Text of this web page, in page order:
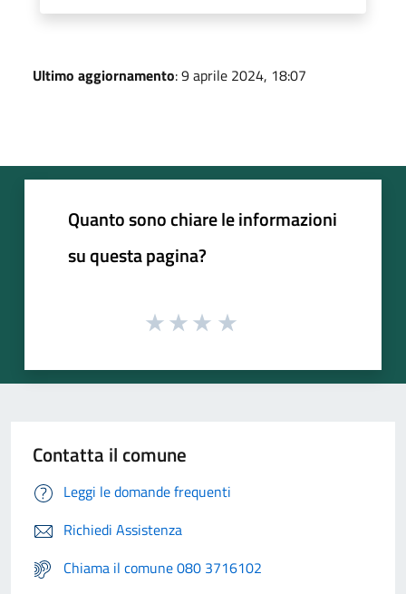
Ultimo aggiornamento: 9 aprile 2024, 18:07
Quanto sono chiare le informazioni
su questa pagina?
Contatta il comune
Leggi le domande frequenti
Richiedi Assistenza
Chiama il comune 080 3716102